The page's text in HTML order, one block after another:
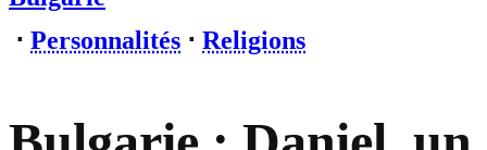
⋅ Personnalités ⋅ Religions